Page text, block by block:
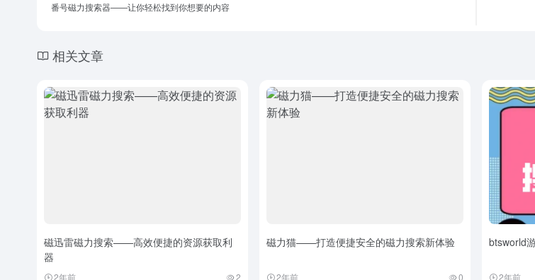
番号磁力搜索器——让你轻松找到你想要的内容
相关文章
磁迅雷磁力搜索——高效便捷的资源获取利
器
2年前 2
磁力猫——打造便捷安全的磁力搜索新体验
2年前 0
btsworld
2年前